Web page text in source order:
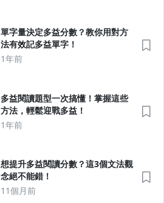
單字量決定多益分數？教你用對方
法有效記多益單字！
1年前
多益閱讀題型一次搞懂！掌握這些
方法，輕鬆迎戰多益！
1年前
想提升多益閱讀分數？這3個文法觀
念絕不能錯！
11個月前